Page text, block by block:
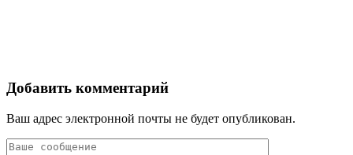
Добавить комментарий
Ваш адрес электронной почты не будет опубликован.